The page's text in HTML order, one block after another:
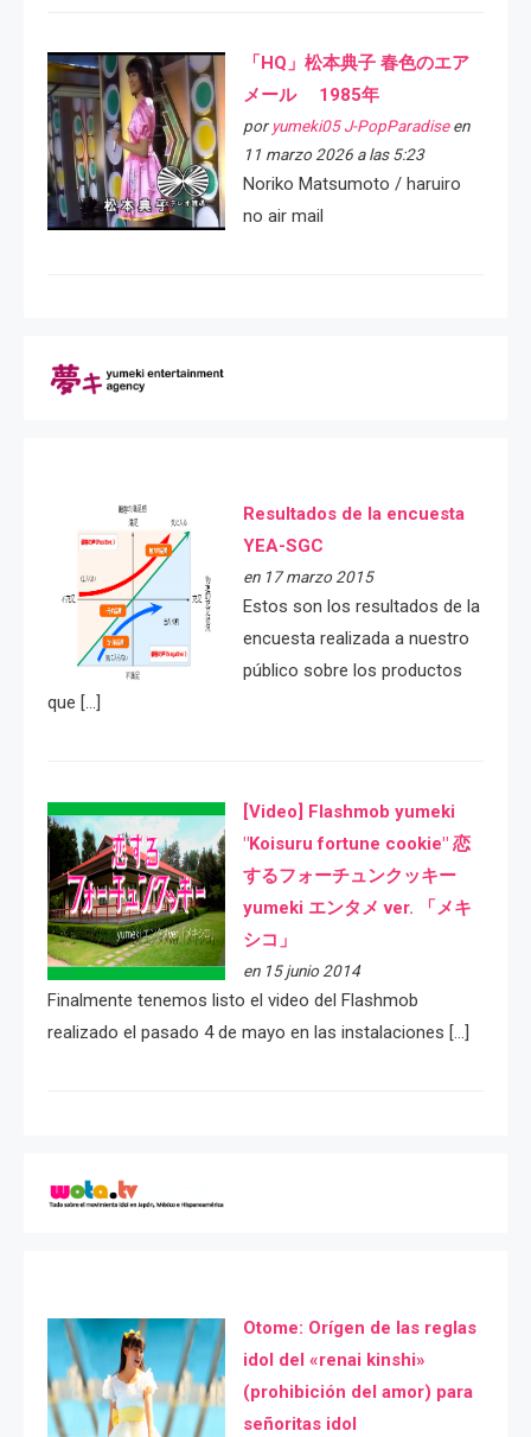
「HQ」松本典子 春色のエア
メール 1985年
por yumeki05 J-PopParadiseen
11 marzo 2026 a las 5:23
Noriko Matsumoto / haruiro
no air mail
Resultados de la encuesta
YEA-SGC
en 17 marzo 2015
Estos son los resultados de la
encuesta realizada a nuestro
público sobre los productos
que […]
[Video] Flashmob yumeki
"Koisuru fortune cookie" 恋
するフォーチュンクッキー
yumeki エンタメ ver. 「メキ
シコ」
en 15 junio 2014
Finalmente tenemos listo el video del Flashmob
realizado el pasado 4 de mayo en las instalaciones […]
Otome: Orígen de las reglas
idol del «renai kinshi»
(prohibición del amor) para
señoritas idol